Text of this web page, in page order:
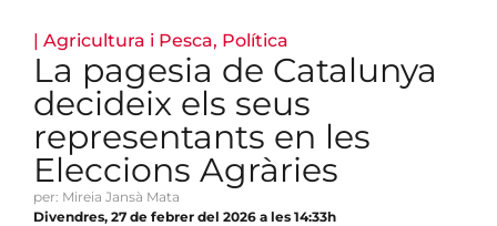
| Agricultura i Pesca, Política
La pagesia de Catalunya
decideix els seus
representants en les
Eleccions Agràries
per: Mireia Jansà Mata
Divendres, 27 de febrer del 2026 a les 14:33h